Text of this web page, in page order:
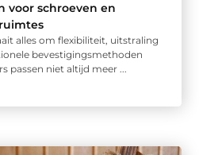
voor schroeven en
alles om flexibiliteit, uitstraling
bevestigingsmethoden
passen niet altijd meer ...